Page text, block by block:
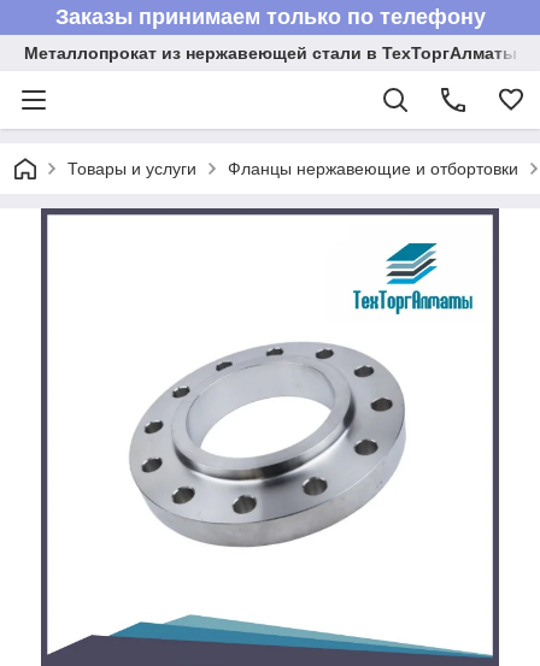
Заказы принимаем только по телефону
Металлопрокат из нержавеющей стали в ТехТоргАлматы
Товары и услуги Фланцы нержавеющие и отбортовки